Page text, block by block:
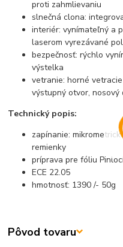
proti zahmlievaniu
slnečná clona:
interiér: vynímateľný a
laserom vyrezávané
bezpečnosť: rýchlo
výstelka
vetranie: horné
výstupný otvor,
Technický popis:
zapínanie:
remienky
príprava pre fóliu
ECE 22.05
hmotnosť: 1390 /- 50g
Pôvod tovaru